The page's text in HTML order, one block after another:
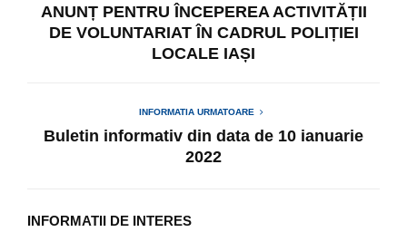
ANUNȚ PENTRU ÎNCEPEREA ACTIVITĂȚII
DE VOLUNTARIAT ÎN CADRUL POLIȚIEI
LOCALE IAȘI
INFORMATIA URMATOARE
Buletin informativ din data de 10 ianuarie
2022
INFORMATII DE INTERES